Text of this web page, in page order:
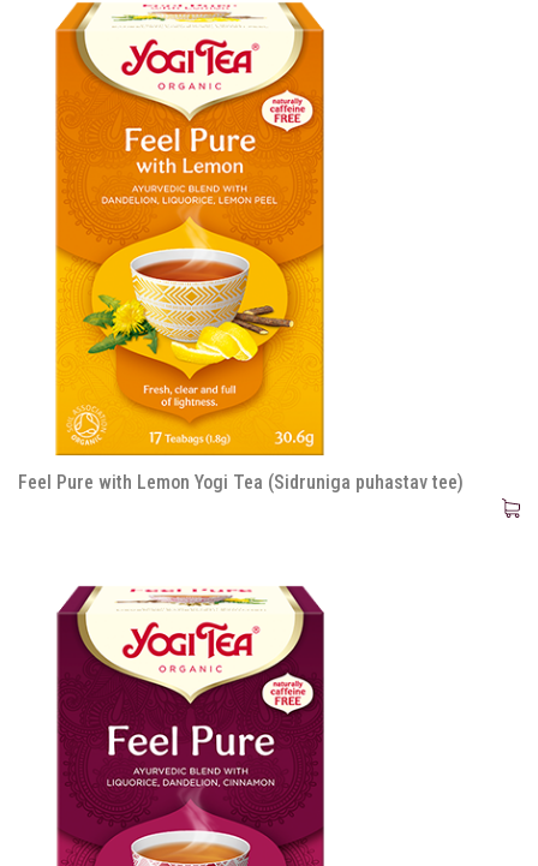
Feel Pure with Lemon Yogi Tea (Sidruniga puhastav tee)